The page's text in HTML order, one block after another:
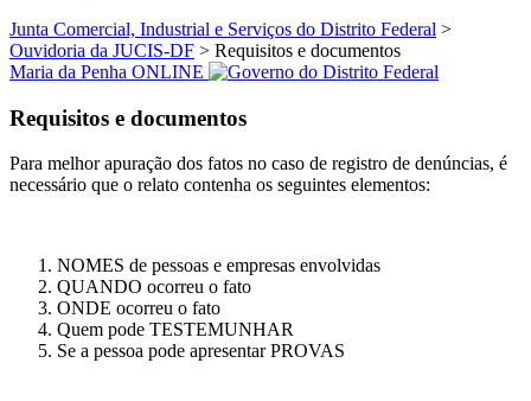
Junta Comercial, Industrial e Serviços do Distrito Federal >
Ouvidoria da JUCIS-DF > Requisitos e documentos
Maria da Penha ONLINE
Requisitos e documentos
Para melhor apuração dos fatos no caso de registro de denúncias, é
necessário que o relato contenha os seguintes elementos:
NOMES de pessoas e empresas envolvidas
QUANDO ocorreu o fato
ONDE ocorreu o fato
Quem pode TESTEMUNHAR
Se a pessoa pode apresentar PROVAS